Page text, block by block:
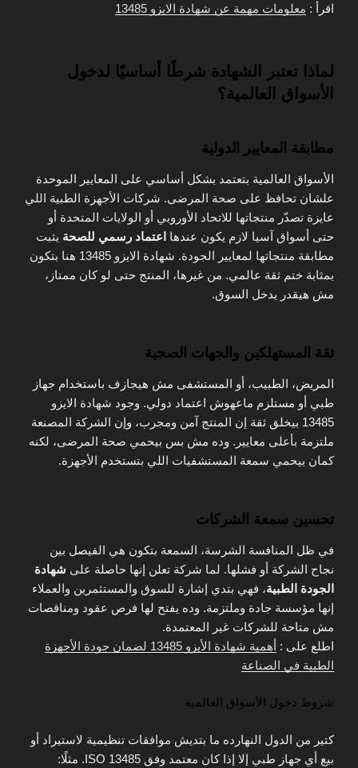
اقرأ : معلومات مهمة عن شهادة الايزو 13485
لماذا تعتبر الشهادة شرطًا أساسيًا لدخول
الأسواق العالمية؟
مطابقة المعايير الدولية
الأسواق العالمية بتعتمد بشكل أساسي على المعايير الموحدة
علشان تحافظ على صحة المرضى. شركات الأجهزة الطبية اللي
عايزة تصدّر منتجاتها للاتحاد الأوروبي أو الولايات المتحدة أو
حتى أسواق آسيا لازم يكون عندها اعتماد رسمي للصحة يثبت
مطابقة منتجاتها لمعايير الجودة. شهادة الايزو 13485 هنا بتكون
بمثابة ختم ثقة عالمي. من غيرها، المنتج حتى لو كان ممتاز،
مش هيقدر يدخل السوق.
ثقة المستهلكين والجهات الصحية
المريض، الطبيب، أو المستشفى مش هيجازف باستخدام جهاز
طبي أو مستلزم ماعهوش اعتماد دولي. وجود شهادة الايزو
13485 بيخلق ثقة إن المنتج آمن ومجرب، وإن الشركة المصنعة
ملتزمة بأعلى معايير. وده مش بس بيحمي صحة المرضى، لكنه
كمان بيحمي سمعة المستشفيات اللي بتستخدم الأجهزة.
تحسين سمعة الشركات
في ظل المنافسة الشرسة، السمعة بتكون هي الفيصل بين
نجاح الشركة أو فشلها. لما شركة تعلن إنها حاصلة على شهادة
الجودة الطبية، فهي بتدي إشارة للسوق والمستثمرين والعملاء
إنها مؤسسة جادة وملتزمة. وده يفتح لها فرص عقود ومناقصات
مش متاحة للشركات غير المعتمدة.
اطلع على :
أهمية شهادة الأيزو 13485 لضمان جودة الأجهزة
الطبية في الصناعة
شروط دخول الأسواق العالمية
كتير من الدول النهارده ما بتديش موافقات تنظيمية لاستيراد أو
بيع أي جهاز طبي إلا إذا كان معتمد وفق ISO 13485. مثلًا: